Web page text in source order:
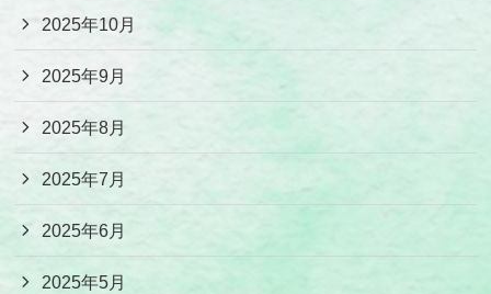
2025年10月
2025年9月
2025年8月
2025年7月
2025年6月
2025年5月